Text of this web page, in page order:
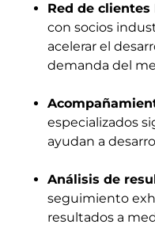
Red de clientes
con socios
acelerar el
demanda del
especializados
ayudan a
Análisis de
seguimiento
resultados a